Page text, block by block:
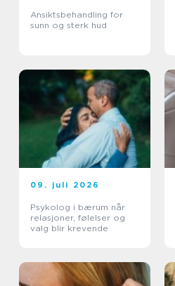
Ansiktsbehandling for
sunn og sterk hud
09. juli 2026
Psykolog i bærum når
relasjoner, følelser og
valg blir krevende